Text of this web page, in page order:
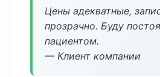
Цены адекватные,
прозрачно. Буду
пациентом.
— Клиент компании